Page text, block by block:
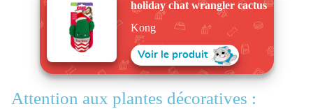
holiday chat wrangler cactus
Kong
Voir le produit
Attention aux plantes décoratives :